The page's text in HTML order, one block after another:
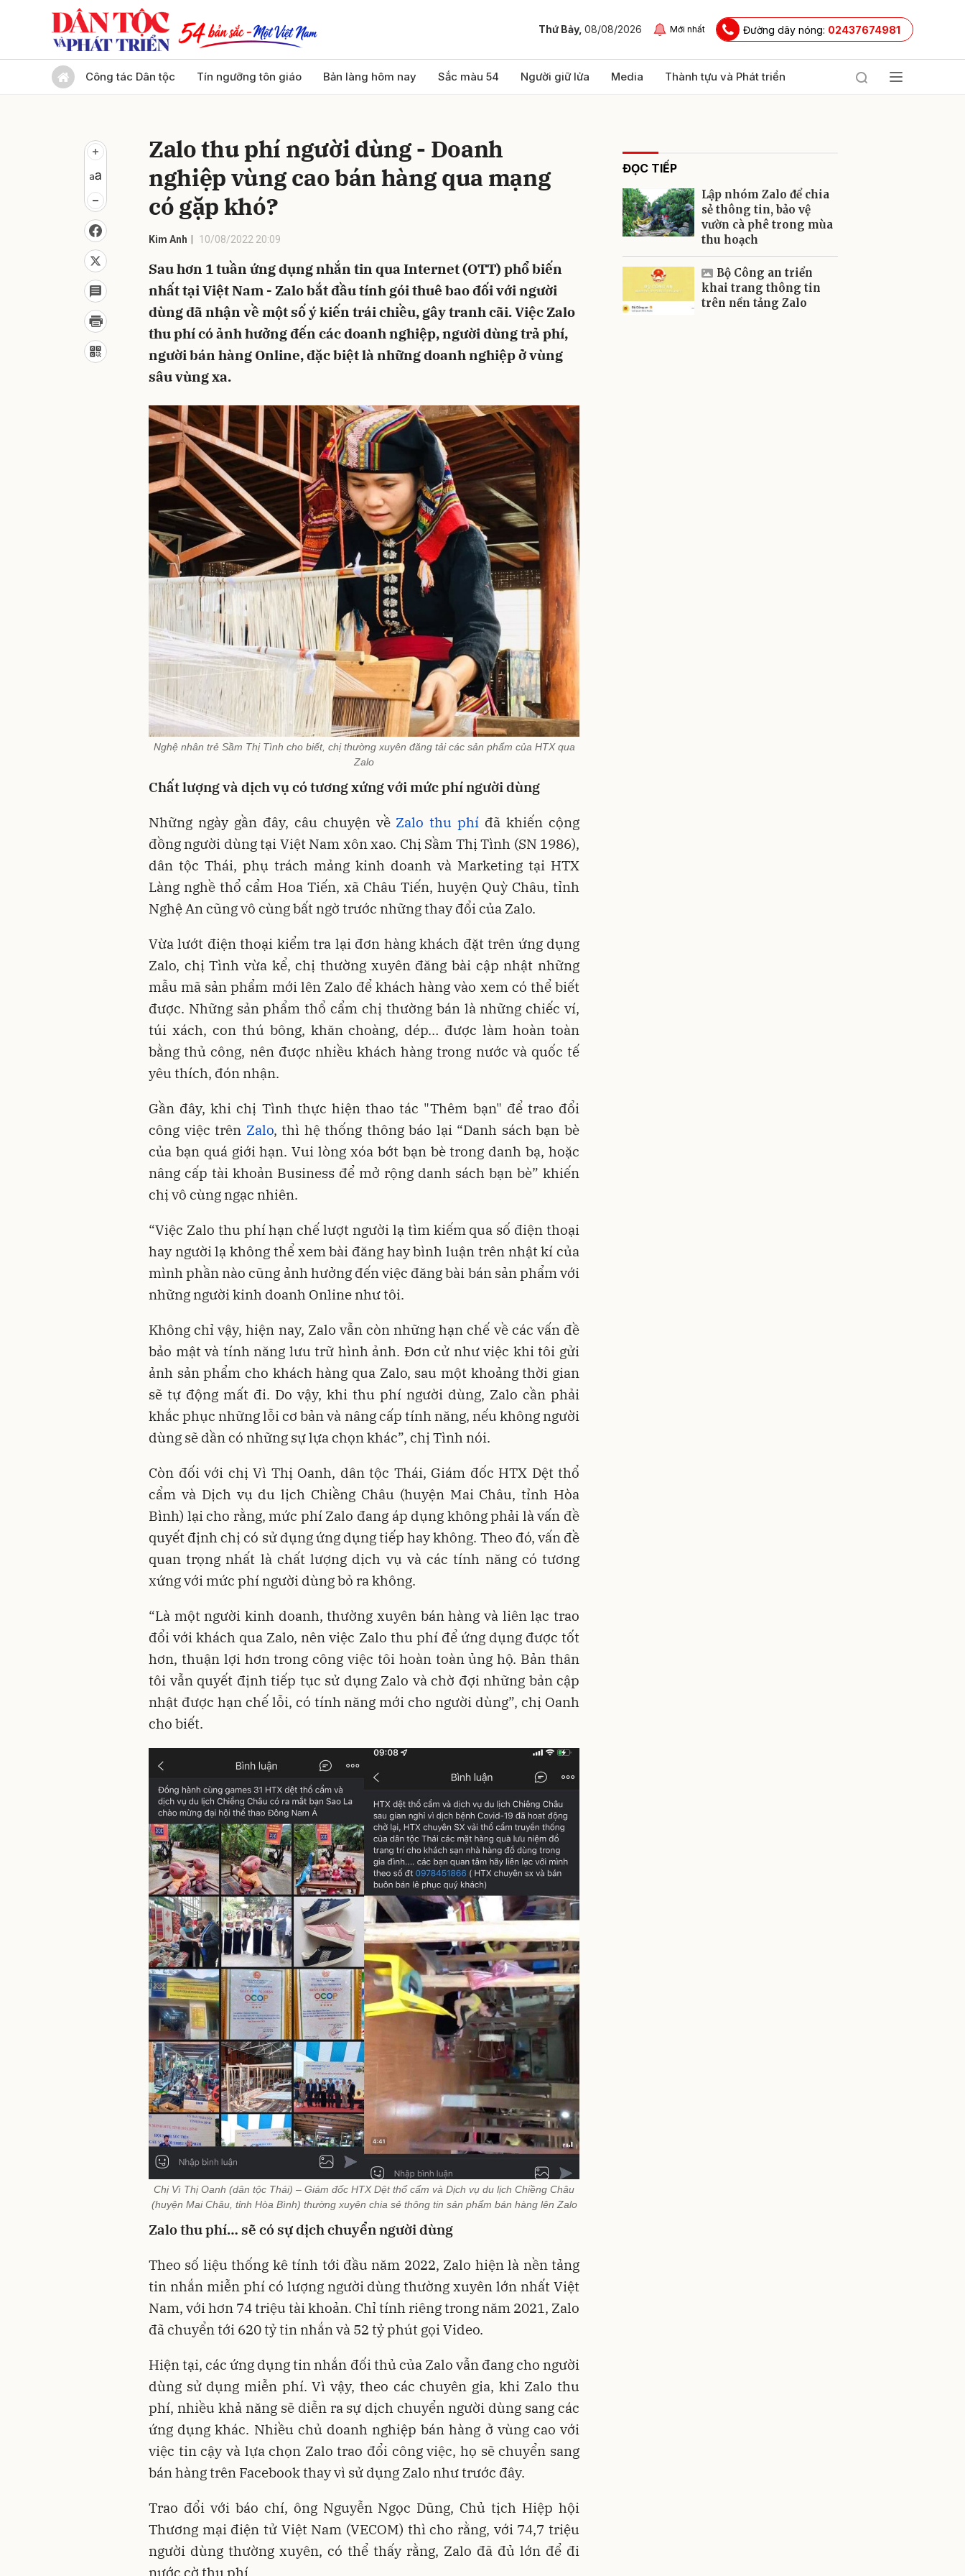
Thứ Bảy, 08/08/2026 Mới nhất Đường dây nóng: 02437674981
Công tác Dân tộc Tín ngưỡng tôn giáo Bản làng hôm nay Sắc màu 54 Người giữ lửa Media Thành tựu và Phát triển
Zalo thu phí người dùng - Doanh
nghiệp vùng cao bán hàng qua mạng
có gặp khó?
Kim Anh 10/08/2022 20:09
Sau hơn 1 tuần ứng dụng nhắn tin qua Internet (OTT) phổ biến
nhất tại Việt Nam - Zalo bắt đầu tính gói thuê bao đối với người
dùng đã nhận về một số ý kiến trái chiều, gây tranh cãi. Việc Zalo
thu phí có ảnh hưởng đến các doanh nghiệp, người dùng trả phí,
người bán hàng Online, đặc biệt là những doanh nghiệp ở vùng
sâu vùng xa.
Nghệ nhân trẻ Sầm Thị Tình cho biết, chị thường xuyên đăng tải các sản phẩm của HTX qua
Zalo
Chất lượng và dịch vụ có tương xứng với mức phí người dùng
Những ngày gần đây, câu chuyện về Zalo thu phí đã khiến cộng
đồng người dùng tại Việt Nam xôn xao. Chị Sầm Thị Tình (SN 1986),
dân tộc Thái, phụ trách mảng kinh doanh và Marketing tại HTX
Làng nghề thổ cẩm Hoa Tiến, xã Châu Tiến, huyện Quỳ Châu, tỉnh
Nghệ An cũng vô cùng bất ngờ trước những thay đổi của Zalo.
Vừa lướt điện thoại kiểm tra lại đơn hàng khách đặt trên ứng dụng
Zalo, chị Tình vừa kể, chị thường xuyên đăng bài cập nhật những
mẫu mã sản phẩm mới lên Zalo để khách hàng vào xem có thể biết
được. Những sản phẩm thổ cẩm chị thường bán là những chiếc ví,
túi xách, con thú bông, khăn choàng, dép… được làm hoàn toàn
bằng thủ công, nên được nhiều khách hàng trong nước và quốc tế
yêu thích, đón nhận.
Gần đây, khi chị Tình thực hiện thao tác "Thêm bạn" để trao đổi
công việc trên Zalo, thì hệ thống thông báo lại “Danh sách bạn bè
của bạn quá giới hạn. Vui lòng xóa bớt bạn bè trong danh bạ, hoặc
nâng cấp tài khoản Business để mở rộng danh sách bạn bè” khiến
chị vô cùng ngạc nhiên.
“Việc Zalo thu phí hạn chế lượt người lạ tìm kiếm qua số điện thoại
hay người lạ không thể xem bài đăng hay bình luận trên nhật kí của
mình phần nào cũng ảnh hưởng đến việc đăng bài bán sản phẩm với
những người kinh doanh Online như tôi.
Không chỉ vậy, hiện nay, Zalo vẫn còn những hạn chế về các vấn đề
bảo mật và tính năng lưu trữ hình ảnh. Đơn cử như việc khi tôi gửi
ảnh sản phẩm cho khách hàng qua Zalo, sau một khoảng thời gian
sẽ tự động mất đi. Do vậy, khi thu phí người dùng, Zalo cần phải
khắc phục những lỗi cơ bản và nâng cấp tính năng, nếu không người
dùng sẽ dần có những sự lựa chọn khác”, chị Tình nói.
Còn đối với chị Vì Thị Oanh, dân tộc Thái, Giám đốc HTX Dệt thổ
cẩm và Dịch vụ du lịch Chiềng Châu (huyện Mai Châu, tỉnh Hòa
Bình) lại cho rằng, mức phí Zalo đang áp dụng không phải là vấn đề
quyết định chị có sử dụng ứng dụng tiếp hay không. Theo đó, vấn đề
quan trọng nhất là chất lượng dịch vụ và các tính năng có tương
xứng với mức phí người dùng bỏ ra không.
“Là một người kinh doanh, thường xuyên bán hàng và liên lạc trao
đổi với khách qua Zalo, nên việc Zalo thu phí để ứng dụng được tốt
hơn, thuận lợi hơn trong công việc tôi hoàn toàn ủng hộ. Bản thân
tôi vẫn quyết định tiếp tục sử dụng Zalo và chờ đợi những bản cập
nhật được hạn chế lỗi, có tính năng mới cho người dùng”, chị Oanh
cho biết.
Chị Vì Thị Oanh (dân tộc Thái) – Giám đốc HTX Dệt thổ cẩm và Dịch vụ du lịch Chiềng Châu
(huyện Mai Châu, tỉnh Hòa Bình) thường xuyên chia sẻ thông tin sản phẩm bán hàng lên Zalo
Zalo thu phí… sẽ có sự dịch chuyển người dùng
Theo số liệu thống kê tính tới đầu năm 2022, Zalo hiện là nền tảng
tin nhắn miễn phí có lượng người dùng thường xuyên lớn nhất Việt
Nam, với hơn 74 triệu tài khoản. Chỉ tính riêng trong năm 2021, Zalo
đã chuyển tới 620 tỷ tin nhắn và 52 tỷ phút gọi Video.
Hiện tại, các ứng dụng tin nhắn đối thủ của Zalo vẫn đang cho người
dùng sử dụng miễn phí. Vì vậy, theo các chuyên gia, khi Zalo thu
phí, nhiều khả năng sẽ diễn ra sự dịch chuyển người dùng sang các
ứng dụng khác. Nhiều chủ doanh nghiệp bán hàng ở vùng cao với
việc tin cậy và lựa chọn Zalo trao đổi công việc, họ sẽ chuyển sang
bán hàng trên Facebook thay vì sử dụng Zalo như trước đây.
Trao đổi với báo chí, ông Nguyễn Ngọc Dũng, Chủ tịch Hiệp hội
Thương mại điện tử Việt Nam (VECOM) thì cho rằng, với 74,7 triệu
người dùng thường xuyên, có thể thấy rằng, Zalo đã đủ lớn để đi
nước cờ thu phí.
ĐỌC TIẾP
Lập nhóm Zalo để chia
sẻ thông tin, bảo vệ
vườn cà phê trong mùa
thu hoạch
Bộ Công an triển
khai trang thông tin
trên nền tảng Zalo
Gửi bình luận
Gửi